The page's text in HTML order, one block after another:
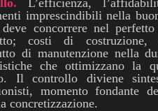
L’efficienza,
imprescindibili nella
concorrere nel
costi di costruzione,
di manutenzione nella
che ottimizzano la
Il controllo diviene
momento fondante
concretizzazione.